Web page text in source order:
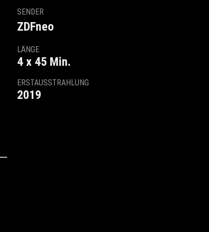
SENDER
ZDFneo
LÄNGE
4 x 45 Min.
ERSTAUSSTRAHLUNG
2019